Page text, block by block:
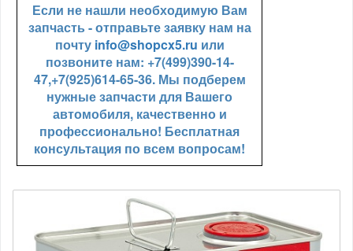
Если не нашли необходимую Вам
запчасть - отправьте заявку нам на
почту info@shopcx5.ru или
позвоните нам: +7(499)390-14-
47,+7(925)614-65-36. Мы подберем
нужные запчасти для Вашего
автомобиля, качественно и
профессионально! Бесплатная
консультация по всем вопросам!